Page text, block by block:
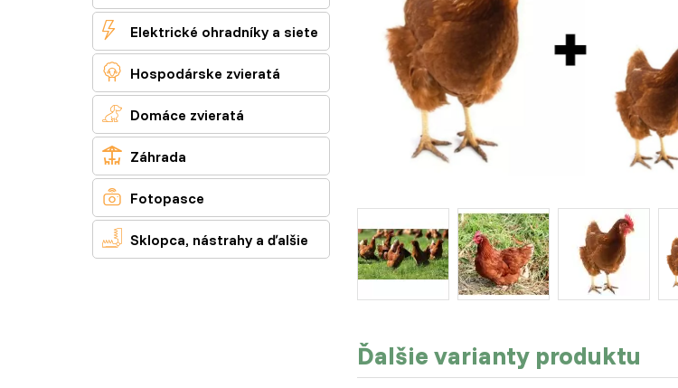
 Elektrické ohradníky a siete
 Hospodárske zvieratá
 Domáce zvieratá
 Záhrada
 Fotopasce
 Sklopca, nástrahy a ďalšie
Ďalšie varianty produktu